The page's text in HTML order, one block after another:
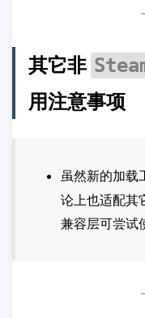
其它非
用注意事项
虽然新的加载
论上也适配其
兼容层可尝试